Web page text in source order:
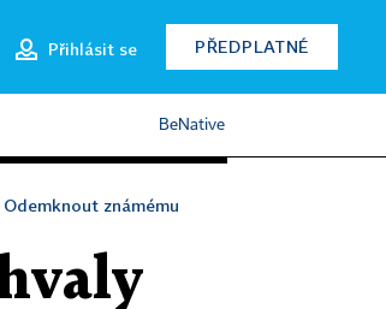
Přihlásit se PŘEDPLATNÉ
BeNative
Odemknout známému